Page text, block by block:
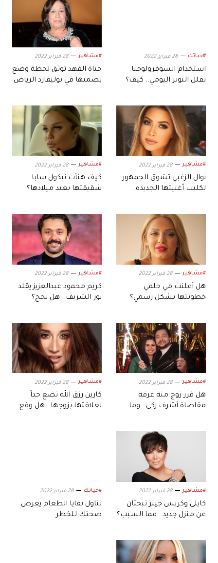
#حياتك 28 فبراير 2022
استخدام السوفرولوجيا
تقلل التوتر اليومي.. كيف؟
#مشاهير 28 فبراير 2022
حياة الفهد توثق لحظة وضع
بصمتها في بوليفارد الرياض
#مشاهير 28 فبراير 2022
نوال الزغبي تشوق الجمهور
لكليب أغنيتها الجديدة..
#مشاهير 28 فبراير 2022
كيف هنأت نيكول سابا
شقيقتها بعيد ميلادها؟
#مشاهير 28 فبراير 2022
هل أعلنت مي حلمي
خطوبتها بشكل رسمي؟
#مشاهير 28 فبراير 2022
كريم محمود عبدالعزيز يقلد
نور الشريف.. هل نجح؟
#مشاهير 28 فبراير 2022
هل قرر زوج منة عرفة
مقاضاة أشرف زكي.. وما
#مشاهير 28 فبراير 2022
كارين رزق الله تضع حداً
لعلاقتها بزوجها.. هل وقع
#مشاهير 28 فبراير 2022
كايلي وكريس جينر تبحثان
عن منزل جديد.. فما السبب؟
#حياتك 28 فبراير 2022
تناول بقايا الطعام يعرض
صحتك للخطر